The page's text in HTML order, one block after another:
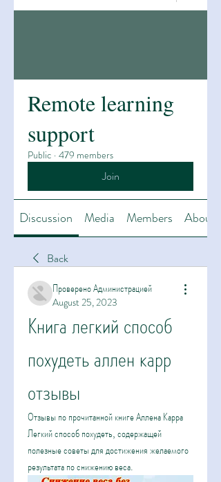
Remote learning
support
Public · 479 members
Join
Discussion Media Members About
Back
Проверено Администрацией
August 25, 2023
Книга легкий способ
похудеть аллен карр
отзывы
Отзывы по прочитанной книге Аллена Карра
Легкий способ похудеть, содержащей
полезные советы для достижения желаемого
результата по снижению веса.